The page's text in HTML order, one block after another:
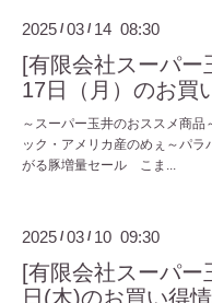
2025 /03 / 14 08:30
[有限会社スーパー
17日（月）のお買
～スーパー玉井のおススメ商
ック・アメリカ産のめぇ～パ
がる豚増量セール こま...
2025 /03 / 10 09:30
[有限会社スーパ
日(木)のお買い得